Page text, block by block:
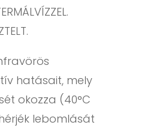
hatásait, mely
okozza (40°C
lebomlását